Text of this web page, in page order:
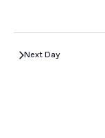
Next Day